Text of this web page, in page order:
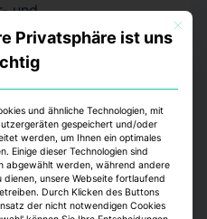
und
Als kritisch sieht
den neuen
verkürzten
zu vermindern:
die Praxisinhalte
Praktika
verringern sich
Jahr. „Die Studenten
Mit
Privatsphäre ist uns
und ähnliche Technologien, mit
gespeichert und/oder
werden, um Ihnen ein optimales
Einige dieser Technologien sind
abgewählt werden, während andere
unsere Webseite fortlaufend
Durch Klicken des Buttons
der nicht notwendigen Cookies